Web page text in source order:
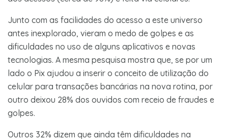
Junto com as facilidades do acesso a este universo
antes inexplorado, vieram o medo de golpes e as
dificuldades no uso de alguns aplicativos e novas
tecnologias. A mesma pesquisa mostra que, se por um
lado o Pix ajudou a inserir o conceito de utilização do
celular para transações bancárias na nova rotina, por
outro deixou 28% dos ouvidos com receio de fraudes e
golpes.
Outros 32% dizem que ainda têm dificuldades na